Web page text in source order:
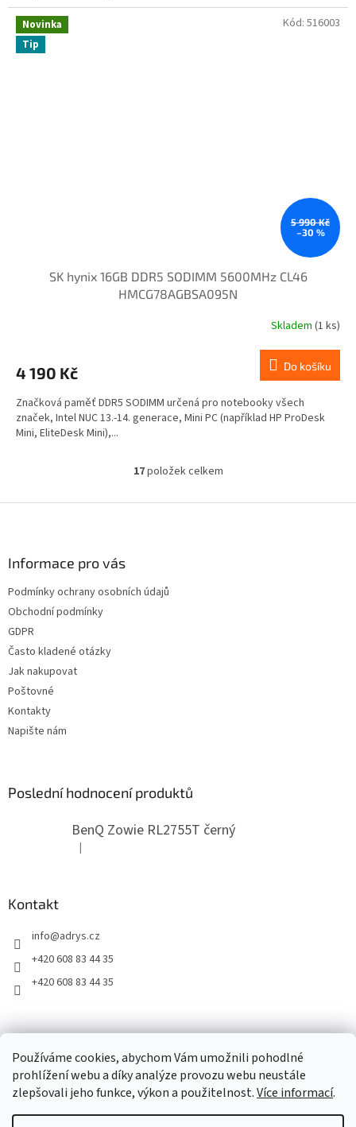
Používáme cookies, abychom Vám umožnili pohodlné
prohlížení webu a díky analýze provozu webu neustále
zlepšovali jeho funkce, výkon a použitelnost.Více informací.
Novinka
Tip
5 990 Kč
–30 %
SK hynix 16GB DDR5 SODIMM 5600MHz CL46
HMCG78AGBSA095N
Skladem (1 ks)
4 190 Kč Do košíku
Značková paměť DDR5 SODIMM určená pro notebooky všech
značek, Intel NUC 13.-14. generace, Mini PC (například HP ProDesk
Mini, EliteDesk Mini),...
Kód: 516003
O
l
17položek celkem
Informace pro vás
Podmínky ochrany osobních údajů
Obchodní podmínky
GDPR
Často kladené otázky
Jak nakupovat
Poštovné
Kontakty
Napište nám
Poslední hodnocení produktů
BenQ Zowie RL2755T černý
Hodnocení produktu je 5 z 5 hvězdiček.
|
Kontakt
info@adrys.cz
+420 608 83 44 35
+420 608 83 44 35